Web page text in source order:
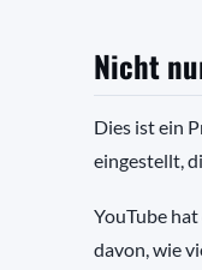
Nicht
Dies ist ein
eingestellt,
YouTube
davon, wie